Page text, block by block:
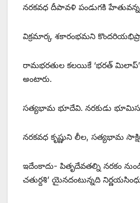
నరకవధ దీపావళి పండుగకి
విక్రమార్క శకారంభమని
రామభరతుల కలయికే ‘భరత్‌
అంటారు.
సత్యభామ భూదేవి. నరకుడు
నరకవధ కృష్ణుని లీల, సత్యభామ
ఇదేంకాదు- పితృదేవతల్ని నరకం
చతుర్దశి’ యైనదంటున్నది